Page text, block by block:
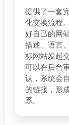
提供了一套
化交换流程
好自己的网
描述、语言
标网站发起
可以在后台
认，系统会
的链接，形
系。